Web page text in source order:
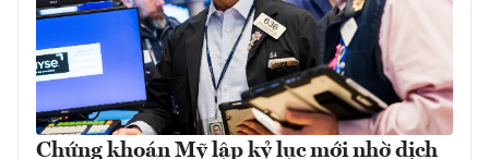
Chứng khoán Mỹ lập kỷ lục mới nhờ dịch